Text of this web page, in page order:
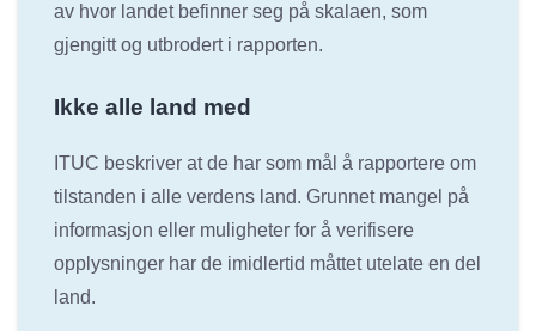
av hvor landet befinner seg på skalaen, som
gjengitt og utbrodert i rapporten.
Ikke alle land med
ITUC beskriver at de har som mål å rapportere om
tilstanden i alle verdens land. Grunnet mangel på
informasjon eller muligheter for å verifisere
opplysninger har de imidlertid måttet utelate en del
land.